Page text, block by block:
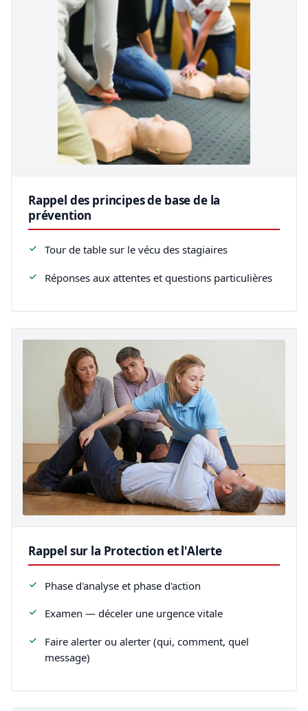
Rappel des principes de base de la
prévention
Tour de table sur le vécu des stagiaires
Réponses aux attentes et questions particulières
Rappel sur la Protection et l'Alerte
Phase d'analyse et phase d'action
Examen — déceler une urgence vitale
Faire alerter ou alerter (qui, comment, quel
message)